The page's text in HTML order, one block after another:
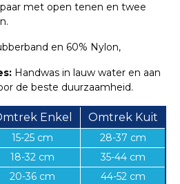
met open tenen en twee
en 60% Nylon,
Handwas in lauw water en aan
de beste duurzaamheid.
Enkel Omtrek Kuit
15-25 cm
28-37 cm
18-32 cm
35-44 cm
20-36 cm 44-52 cm